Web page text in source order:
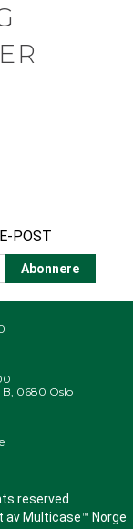
POST
B, 0680 Oslo
reserved
avMulticase™ Norge